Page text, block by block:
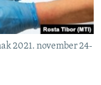
2021. november 24-